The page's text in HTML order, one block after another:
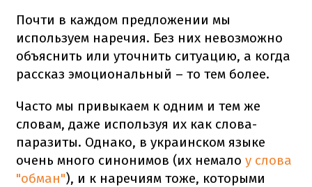
Почти в каждом предложении мы
используем наречия. Без них невозможно
объяснить или уточнить ситуацию, а когда
рассказ эмоциональный – то тем более.
Часто мы привыкаем к одним и тем же
словам, даже используя их как слова-
паразиты. Однако, в украинском языке
очень много синонимов (их немало у слова
"обман"), и к наречиям тоже, которыми